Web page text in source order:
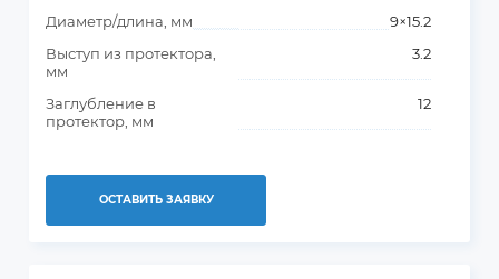
Диаметр/длина, мм
9×15.2
Выступ из протектора,
мм
3.2
Заглубление в
протектор, мм
12
ОСТАВИТЬ ЗАЯВКУ